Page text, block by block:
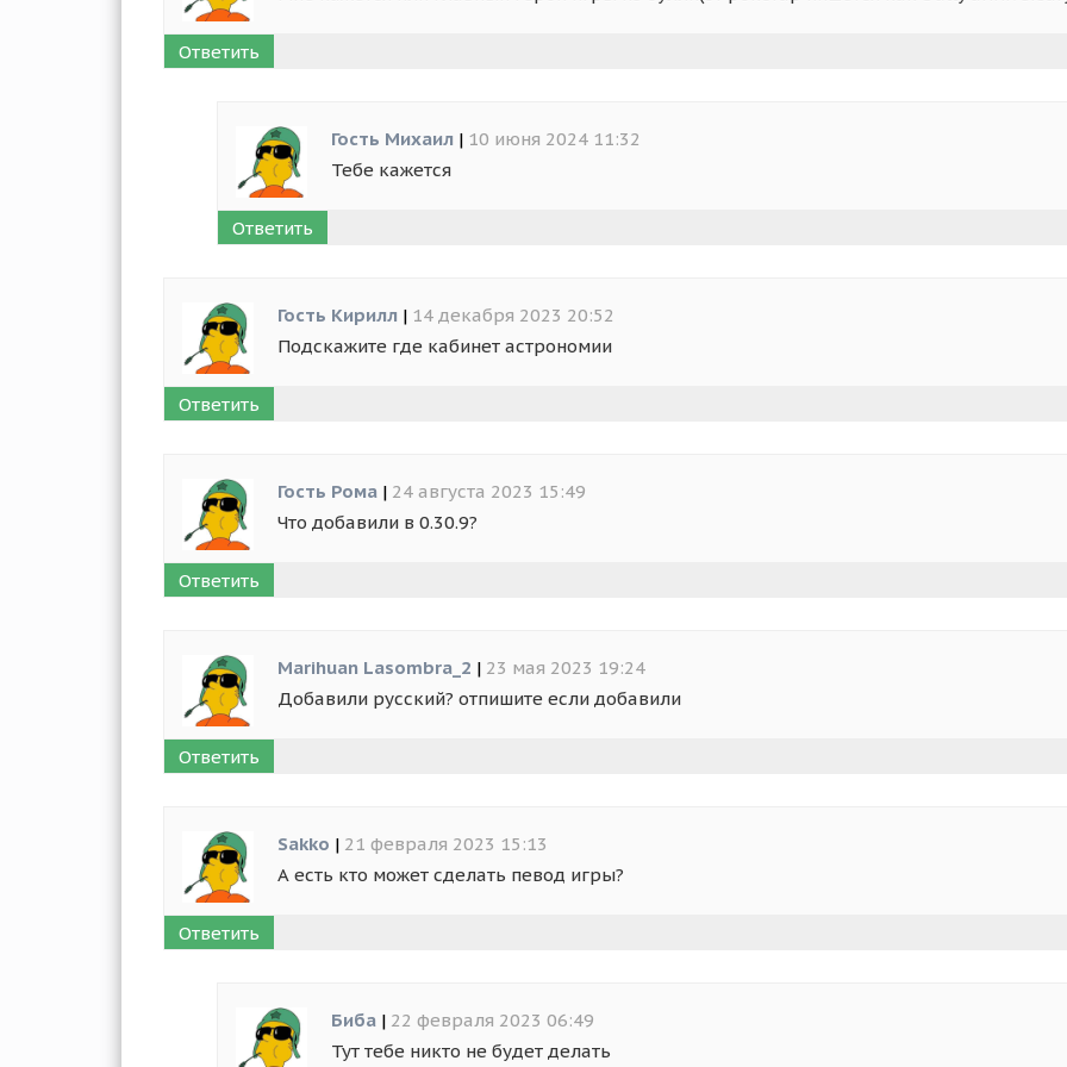
Ответить
Гость Михаил | 10 июня 2024 11:32
Тебе кажется
Ответить
Гость Кирилл | 14 декабря 2023 20:52
Подскажите где кабинет астрономии
Ответить
Гость Рома | 24 августа 2023 15:49
Что добавили в 0.30.9?
Ответить
Marihuan Lasombra_2 | 23 мая 2023 19:24
Добавили русский? отпишите если добавили
Ответить
Sakko | 21 февраля 2023 15:13
А есть кто может сделать певод игры?
Ответить
Биба | 22 февраля 2023 06:49
Тут тебе никто не будет делать